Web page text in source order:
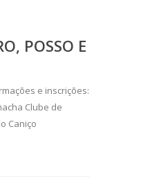
POSSO E
e inscrições:
Clube de
Caniço